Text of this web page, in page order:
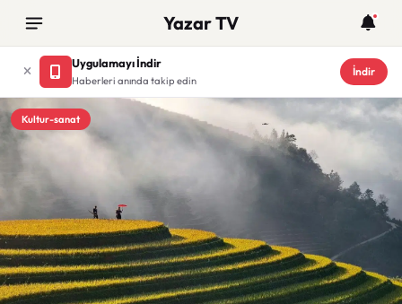
Yazar TV
Uygulamayı İndir
Haberleri anında takip edin
İndir
Kultur-sanat